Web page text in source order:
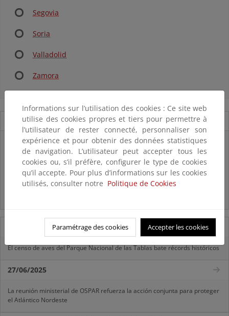
Segovia
Soria
Valladolid
Zamora
Novedades
Listas patrón
El MITECO revisa y actualiza la Lista Patrón de las especies
silvestres presentes en España
Preguntas frecuentes...
El censo de aves del Parque Nacional de las Tablas bate récords históricos
27/06/2025
La reunión ministerial de OSPAR refuerza la acción conjunta para proteger
el Atlántico Nordeste
Informations sur l’utilisation des cookies : Ce site web
utilise des cookies propres et tiers pour permettre à
l’utilisateur de rester connecté, personnaliser son
expérience et pour obtenir des données statistiques
de navigation. L’utilisateur peut accepter tous les
cookies ou, s’il préfère, configurer le type de cookies
qu’il accepte. Pour plus d’informations sur les cookies
utilisés, consulter notre Politique de Cookies
Paramétrage des cookies Accepter les cookies